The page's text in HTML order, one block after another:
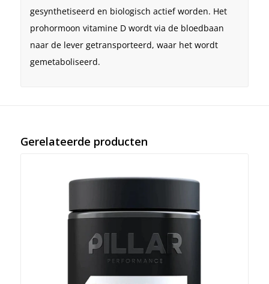
gesynthetiseerd en biologisch actief worden. Het
prohormoon vitamine D wordt via de bloedbaan
naar de lever getransporteerd, waar het wordt
gemetaboliseerd.
Gerelateerde producten